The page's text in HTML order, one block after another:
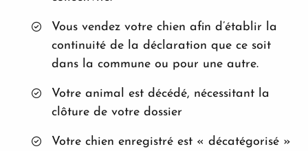
Vous vendez votre chien afin d’établir la
continuité de la déclaration que ce soit
dans la commune ou pour une autre.
Votre animal est décédé, nécessitant la
clôture de votre dossier
Votre chien enregistré est « décatégorisé »